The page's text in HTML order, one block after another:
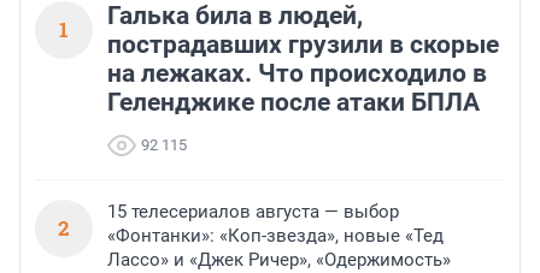
1
Галька била в людей,
пострадавших грузили в скорые
на лежаках. Что происходило в
Геленджике после атаки БПЛА
92 115
2
15 телесериалов августа — выбор
«Фонтанки»: «Коп-звезда», новые «Тед
Лассо» и «Джек Ричер», «Одержимость»